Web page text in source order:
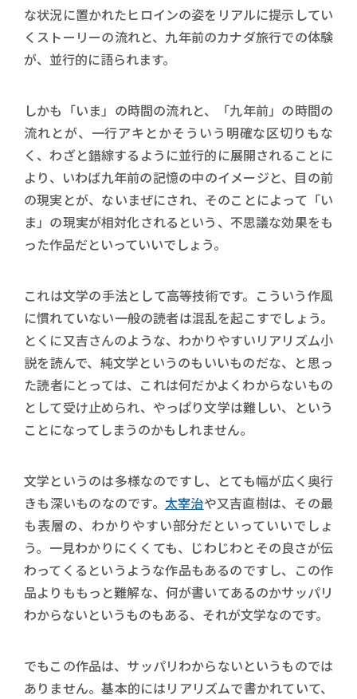
な状況に置かれたヒロインの姿をリアルに提示してい
くストーリーの流れと、九年前のカナダ旅行での体験
が、並行的に語られます。
しかも「いま」の時間の流れと、「九年前」の時間の
流れとが、一行アキとかそういう明確な区切りもな
く、わざと錯綜するように並行的に展開されることに
より、いわば九年前の記憶の中のイメージと、目の前
の現実とが、ないまぜにされ、そのことによって「い
ま」の現実が相対化されるという、不思議な効果をも
った作品だといっていいでしょう。
これは文学の手法として高等技術です。こういう作風
に慣れていない一般の読者は混乱を起こすでしょう。
とくに又吉さんのような、わかりやすいリアリズム小
説を読んで、純文学というのもいいものだな、と思っ
た読者にとっては、これは何だかよくわからないもの
として受け止められ、やっぱり文学は難しい、という
ことになってしまうのかもしれません。
文学というのは多様なのですし、とても幅が広く奥行
きも深いものなのです。 太宰治や又吉直樹は、その最
も表層の、わかりやすい部分だといっていいでしょ
う。一見わかりにくくても、じわじわとその良さが伝
わってくるというような作品もあるのですし、この作
品よりももっと難解な、何が書いてあるのかサッパリ
わからないというものもある、それが文学なのです。
でもこの作品は、サッパリわからないというものでは
ありません。基本的にはリアリズムで書かれていて、